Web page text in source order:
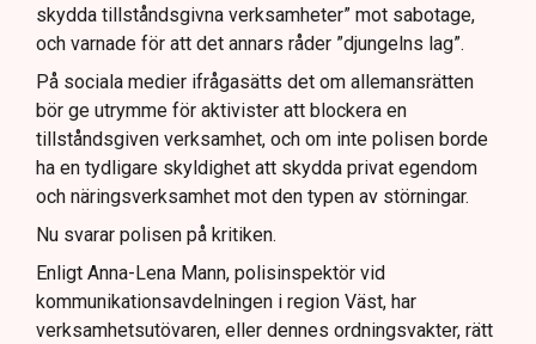
skydda tillståndsgivna verksamheter” mot sabotage,
och varnade för att det annars råder ”djungelns lag”.
På sociala medier ifrågasätts det om allemansrätten
bör ge utrymme för aktivister att blockera en
tillståndsgiven verksamhet, och om inte polisen borde
ha en tydligare skyldighet att skydda privat egendom
och näringsverksamhet mot den typen av störningar.
Nu svarar polisen på kritiken.
Enligt Anna-Lena Mann, polisinspektör vid
kommunikationsavdelningen i region Väst, har
verksamhetsutövaren, eller dennes ordningsvakter, rätt